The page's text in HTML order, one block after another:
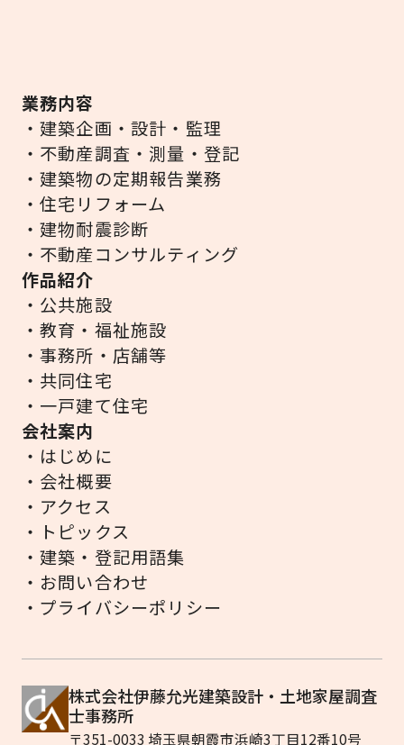
業務内容
・建築企画・設計・監理
・不動産調査・測量・登記
・建築物の定期報告業務
・住宅リフォーム
・建物耐震診断
・不動産コンサルティング
作品紹介
・公共施設
・教育・福祉施設
・事務所・店舗等
・共同住宅
・一戸建て住宅
会社案内
・はじめに
・会社概要
・アクセス
・トピックス
・建築・登記用語集
・お問い合わせ
・プライバシーポリシー
株式会社伊藤允光建築設計・土地家屋調査
士事務所
〒351-0033 埼玉県朝霞市浜崎3丁目12番10号